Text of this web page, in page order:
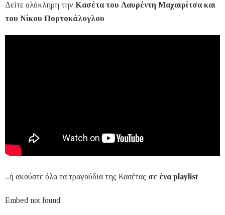
Δείτε ολόκληρη την Κασέτα του Λαυρέντη Μαχαιρίτσα και
του Νίκου Πορτοκάλογλου
...ή ακούστε όλα τα τραγούδια της Κασέτας σε ένα playlist
Embed not found